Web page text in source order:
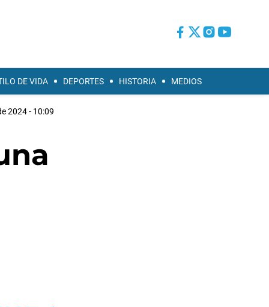
DE VIDA DEPORTES HISTORIA MEDIOS
2024 - 10:09